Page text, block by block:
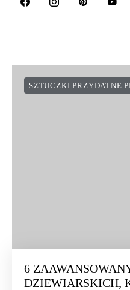
SZTUCZKI PRZYDATNE
6
DZIEWIARSKICH,